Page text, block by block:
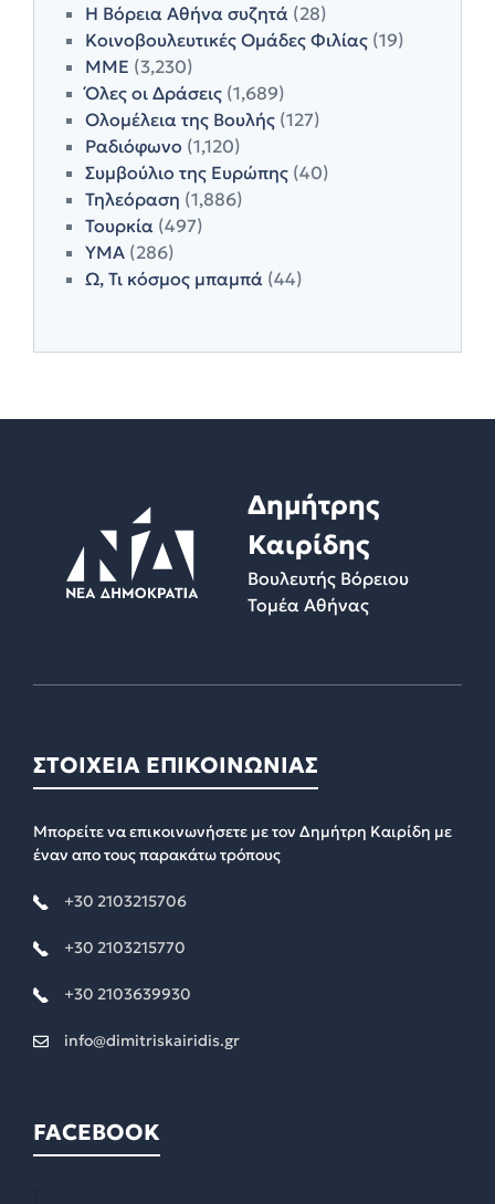
Η Βόρεια Αθήνα συζητά (28)
Κοινοβουλευτικές Ομάδες Φιλίας (19)
ΜΜΕ (3,230)
Όλες οι Δράσεις (1,689)
Ολομέλεια της Βουλής (127)
Ραδιόφωνο (1,120)
Συμβούλιο της Ευρώπης (40)
Τηλεόραση (1,886)
Τουρκία (497)
ΥΜΑ (286)
Ω, Τι κόσμος μπαμπά (44)
Δημήτρης
Καιρίδης
Βουλευτής Βόρειου
Τομέα Αθήνας
ΣΤΟΙΧΕΙΑ ΕΠΙΚΟΙΝΩΝΙΑΣ
Μπορείτε να επικοινωνήσετε με τον Δημήτρη Καιρίδη με
έναν απο τους παρακάτω τρόπους
+30 2103215706
+30 2103215770
+30 2103639930
info@dimitriskairidis.gr
FACEBOOK